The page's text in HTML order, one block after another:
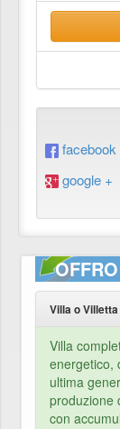
facebook
google +
OFFRO
Villa o
Villa
energetico,
ultima
produzione
con